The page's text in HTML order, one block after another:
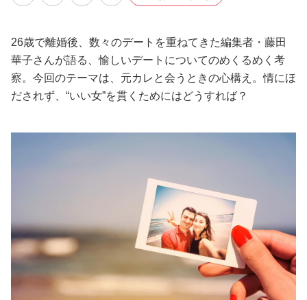
ファッション
恋愛/結婚/離婚
ココロ/カラダ
グルメ
26歳で離婚後、数々のデートを重ねてきた編集者・藤田
華子さんが語る、愉しいデートについてのめくるめく考
察。今回のテーマは、元カレと会うときの心構え。情にほ
だされず、“いい女”を貫くためにはどうすれば？